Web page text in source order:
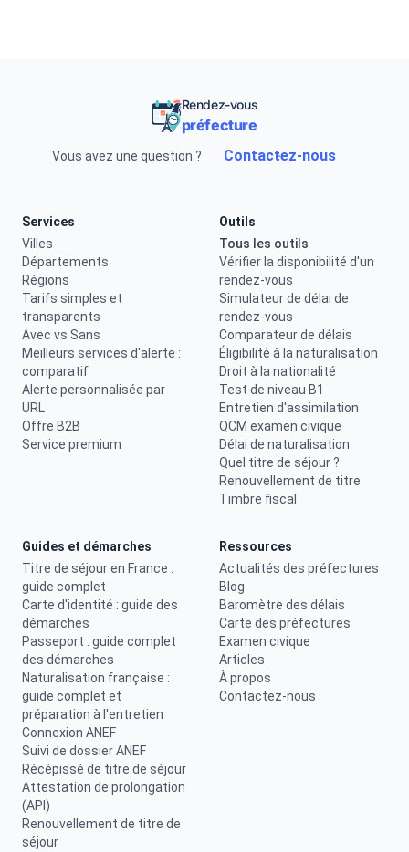
Rendez-vous
préfecture
Vous avez une question ? Contactez-nous
Services
Villes
Départements
Régions
Tarifs simples et
transparents
Avec vs Sans
Meilleurs services d'alerte :
comparatif
Alerte personnalisée par
URL
Offre B2B
Service premium
Outils
Tous les outils
Vérifier la disponibilité d'un
rendez-vous
Simulateur de délai de
rendez-vous
Comparateur de délais
Éligibilité à la naturalisation
Droit à la nationalité
Test de niveau B1
Entretien d'assimilation
QCM examen civique
Délai de naturalisation
Quel titre de séjour ?
Renouvellement de titre
Timbre fiscal
Guides et démarches
Titre de séjour en France :
guide complet
Carte d'identité : guide des
démarches
Passeport : guide complet
des démarches
Naturalisation française :
guide complet et
préparation à l'entretien
Connexion ANEF
Suivi de dossier ANEF
Récépissé de titre de séjour
Attestation de prolongation
(API)
Renouvellement de titre de
séjour
Ressources
Actualités des préfectures
Blog
Baromètre des délais
Carte des préfectures
Examen civique
Articles
À propos
Contactez-nous